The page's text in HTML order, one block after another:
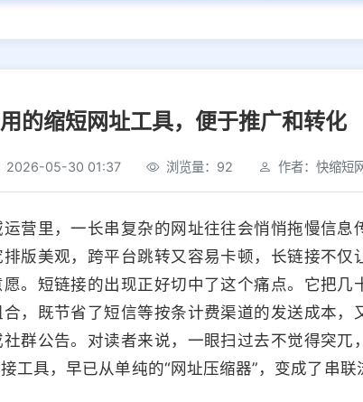
的缩短网址工具，便于推广和转化
2026-05-30 01:37 浏览量：92 作者：快缩短
营里，一长串复杂的网址往往会悄悄拖慢信息
版美观，跨平台跳转又容易卡顿，长链接不仅
。短链接的出现正好切中了这个痛点。它把几
，既节省了短信等按条计费渠道的发送成本，
群公告。对读者来说，一眼扫过去不觉得突兀
工具，早已从单纯的“网址压缩器”，变成了串